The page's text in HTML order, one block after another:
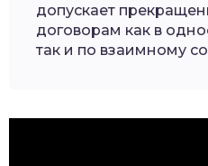
допускает
договорам как в
так и по взаимному